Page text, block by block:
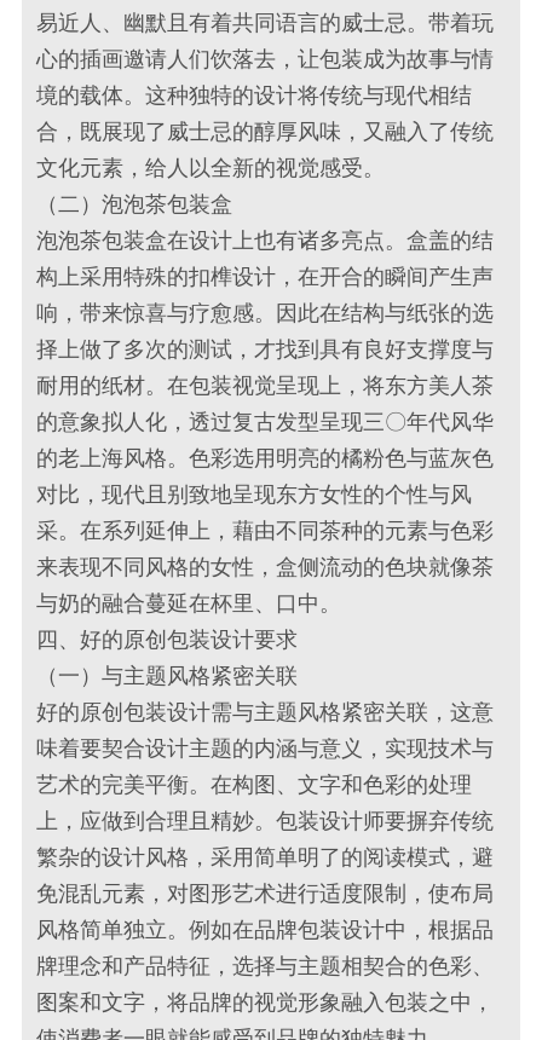
易近人、幽默且有着共同语言的威士忌。带着玩
心的插画邀请人们饮落去，让包装成为故事与情
境的载体。这种独特的设计将传统与现代相结
合，既展现了威士忌的醇厚风味，又融入了传统
文化元素，给人以全新的视觉感受。
（二）泡泡茶包装盒
泡泡茶包装盒在设计上也有诸多亮点。盒盖的结
构上采用特殊的扣榫设计，在开合的瞬间产生声
响，带来惊喜与疗愈感。因此在结构与纸张的选
择上做了多次的测试，才找到具有良好支撑度与
耐用的纸材。在包装视觉呈现上，将东方美人茶
的意象拟人化，透过复古发型呈现三〇年代风华
的老上海风格。色彩选用明亮的橘粉色与蓝灰色
对比，现代且别致地呈现东方女性的个性与风
采。在系列延伸上，藉由不同茶种的元素与色彩
来表现不同风格的女性，盒侧流动的色块就像茶
与奶的融合蔓延在杯里、口中。
四、好的原创包装设计要求
（一）与主题风格紧密关联
好的原创包装设计需与主题风格紧密关联，这意
味着要契合设计主题的内涵与意义，实现技术与
艺术的完美平衡。在构图、文字和色彩的处理
上，应做到合理且精妙。包装设计师要摒弃传统
繁杂的设计风格，采用简单明了的阅读模式，避
免混乱元素，对图形艺术进行适度限制，使布局
风格简单独立。例如在品牌包装设计中，根据品
牌理念和产品特征，选择与主题相契合的色彩、
图案和文字，将品牌的视觉形象融入包装之中，